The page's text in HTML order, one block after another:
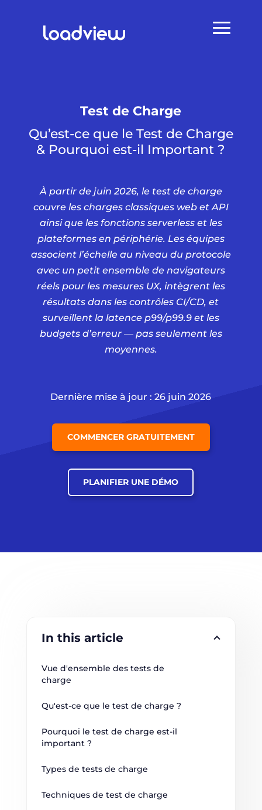
Test de Charge
Qu’est-ce que le Test de Charge
& Pourquoi est-il Important ?
À partir de juin 2026, le test de charge
couvre les charges classiques web et API
ainsi que les fonctions serverless et les
plateformes en périphérie. Les équipes
associent l’échelle au niveau du protocole
avec un petit ensemble de navigateurs
réels pour les mesures UX, intègrent les
résultats dans les contrôles CI/CD, et
surveillent la latence p99/p99.9 et les
budgets d’erreur — pas seulement les
moyennes.
Dernière mise à jour : 26 juin 2026
COMMENCER GRATUITEMENT
PLANIFIER UNE DÉMO
In this article
Vue d'ensemble des tests de
charge
Qu'est-ce que le test de charge ?
Pourquoi le test de charge est-il
important ?
Types de tests de charge
Techniques de test de charge